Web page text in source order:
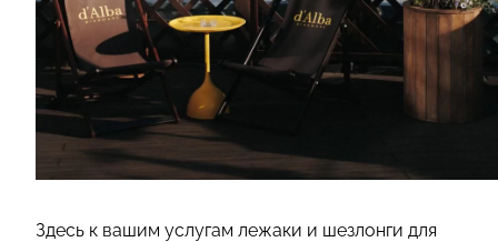
Здесь к вашим услугам лежаки и шезлонги для